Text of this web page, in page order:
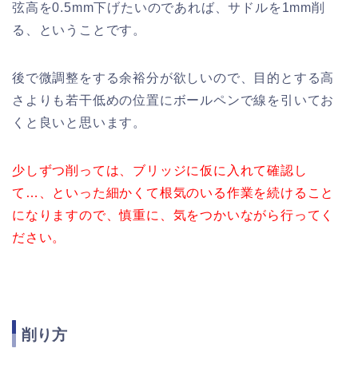
弦高を0.5mm下げたいのであれば、サドルを1mm削
る、ということです。
後で微調整をする余裕分が欲しいので、目的とする高
さよりも若干低めの位置にボールペンで線を引いてお
くと良いと思います。
少しずつ削っては、ブリッジに仮に入れて確認し
て…、といった細かくて根気のいる作業を続けること
になりますので、慎重に、気をつかいながら行ってく
ださい。
削り方